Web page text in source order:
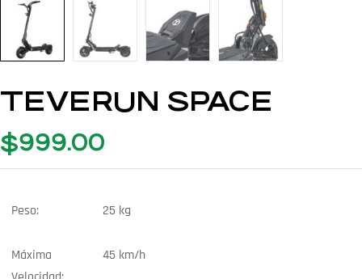
TEVERUN SPACE
$999.00
Peso: 25 kg
Máxima
45 km/h